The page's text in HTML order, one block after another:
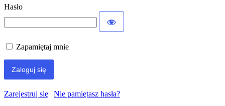
Hasło
Zapamiętaj mnie
Zarejestruj się | Nie pamiętasz hasła?